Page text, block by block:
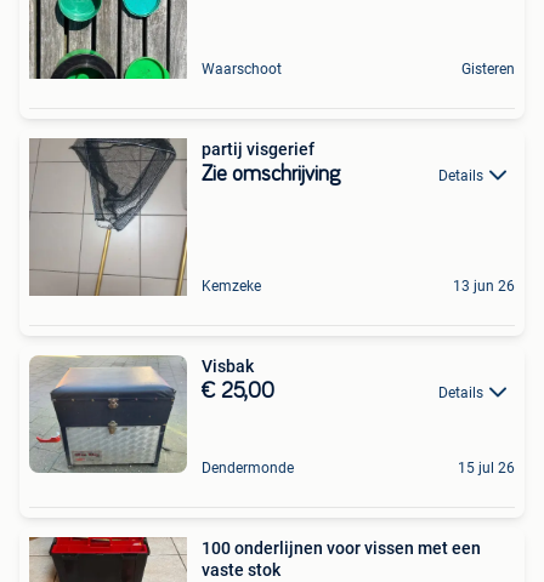
Waarschoot Gisteren
partij visgerief
Zie omschrijving Details
Kemzeke 13 jun 26
Visbak
€ 25,00 Details
Dendermonde 15 jul 26
100 onderlijnen voor vissen met een
vaste stok